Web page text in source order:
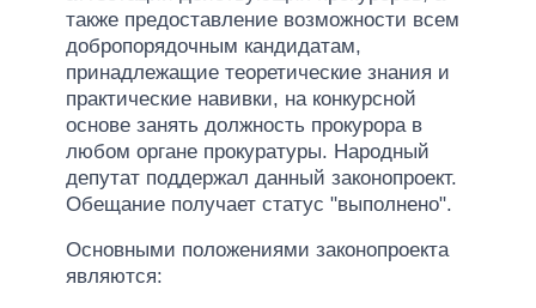
также предоставление возможности всем
добропорядочным кандидатам,
принадлежащие теоретические знания и
практические навивки, на конкурсной
основе занять должность прокурора в
любом органе прокуратуры. Народный
депутат поддержал данный законопроект.
Обещание получает статус "выполнено".
Основными положениями законопроекта
являются: